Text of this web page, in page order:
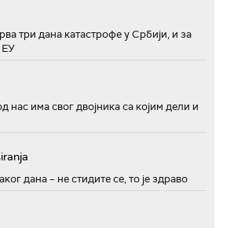
три дана катастрофе у Србији, и за
ЕУ
нас има свог двојника са којим дели и
дана – не стидите се, то је здраво